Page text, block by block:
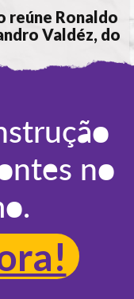
reúne Ronaldo
Valdéz, do
no